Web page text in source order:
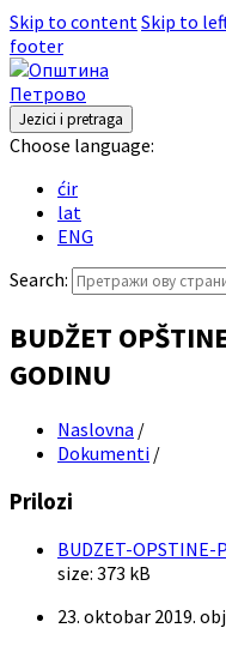
Skip to contentSkip to
footer
Jezici i pretraga
Choose language:
ćir
lat
ENG
Search:
BUDŽET
GODINU
Naslovna /
Dokumenti /
Prilozi
BUDZET-OPSTINE-
size: 373 kB
23. oktobar 2019.